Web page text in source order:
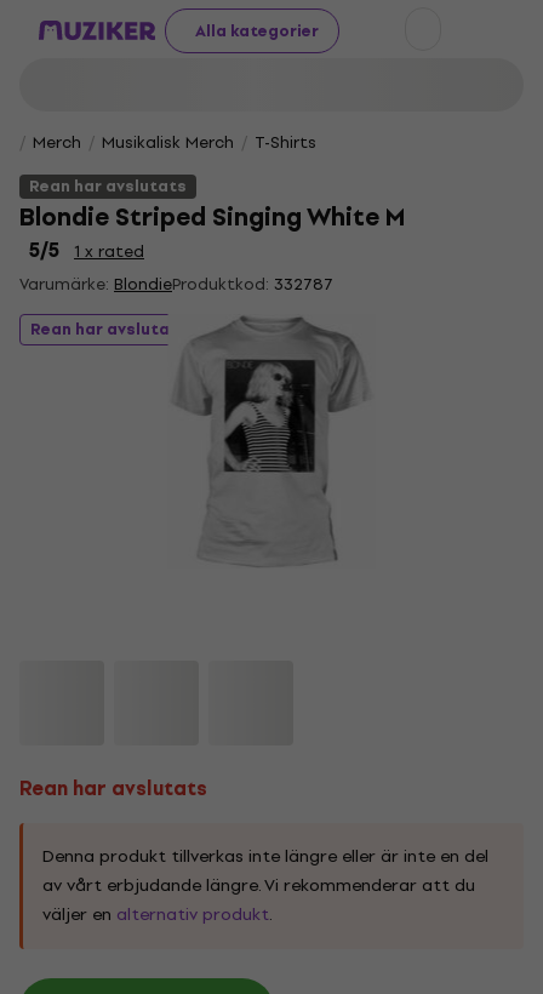
Alla kategorier
Merch Musikalisk Merch
T-Shirts
Rean har avslutats
Blondie Striped Singing White M
5/5
1 x rated
Varumärke: BlondieProduktkod: 332787
Rean har avslutats
Rean har avslutats
Denna produkt tillverkas inte längre eller är inte en del
av vårt erbjudande längre. Vi rekommenderar att du
väljer en alternativ produkt.